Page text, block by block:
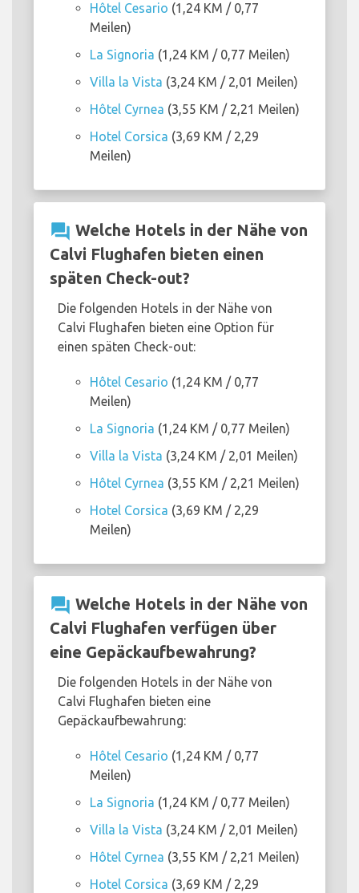
Hôtel Cesario (1,24 KM / 0,77
Meilen)
La Signoria (1,24 KM / 0,77 Meilen)
Villa la Vista (3,24 KM / 2,01 Meilen)
Hôtel Cyrnea (3,55 KM / 2,21 Meilen)
Hotel Corsica (3,69 KM / 2,29
Meilen)
question_answer Welche Hotels in der Nähe von
Calvi Flughafen bieten einen
späten Check-out?
Die folgenden Hotels in der Nähe von
Calvi Flughafen bieten eine Option für
einen späten Check-out:
Hôtel Cesario (1,24 KM / 0,77
Meilen)
La Signoria (1,24 KM / 0,77 Meilen)
Villa la Vista (3,24 KM / 2,01 Meilen)
Hôtel Cyrnea (3,55 KM / 2,21 Meilen)
Hotel Corsica (3,69 KM / 2,29
Meilen)
question_answer Welche Hotels in der Nähe von
Calvi Flughafen verfügen über
eine Gepäckaufbewahrung?
Die folgenden Hotels in der Nähe von
Calvi Flughafen bieten eine
Gepäckaufbewahrung:
Hôtel Cesario (1,24 KM / 0,77
Meilen)
La Signoria (1,24 KM / 0,77 Meilen)
Villa la Vista (3,24 KM / 2,01 Meilen)
Hôtel Cyrnea (3,55 KM / 2,21 Meilen)
Hotel Corsica (3,69 KM / 2,29